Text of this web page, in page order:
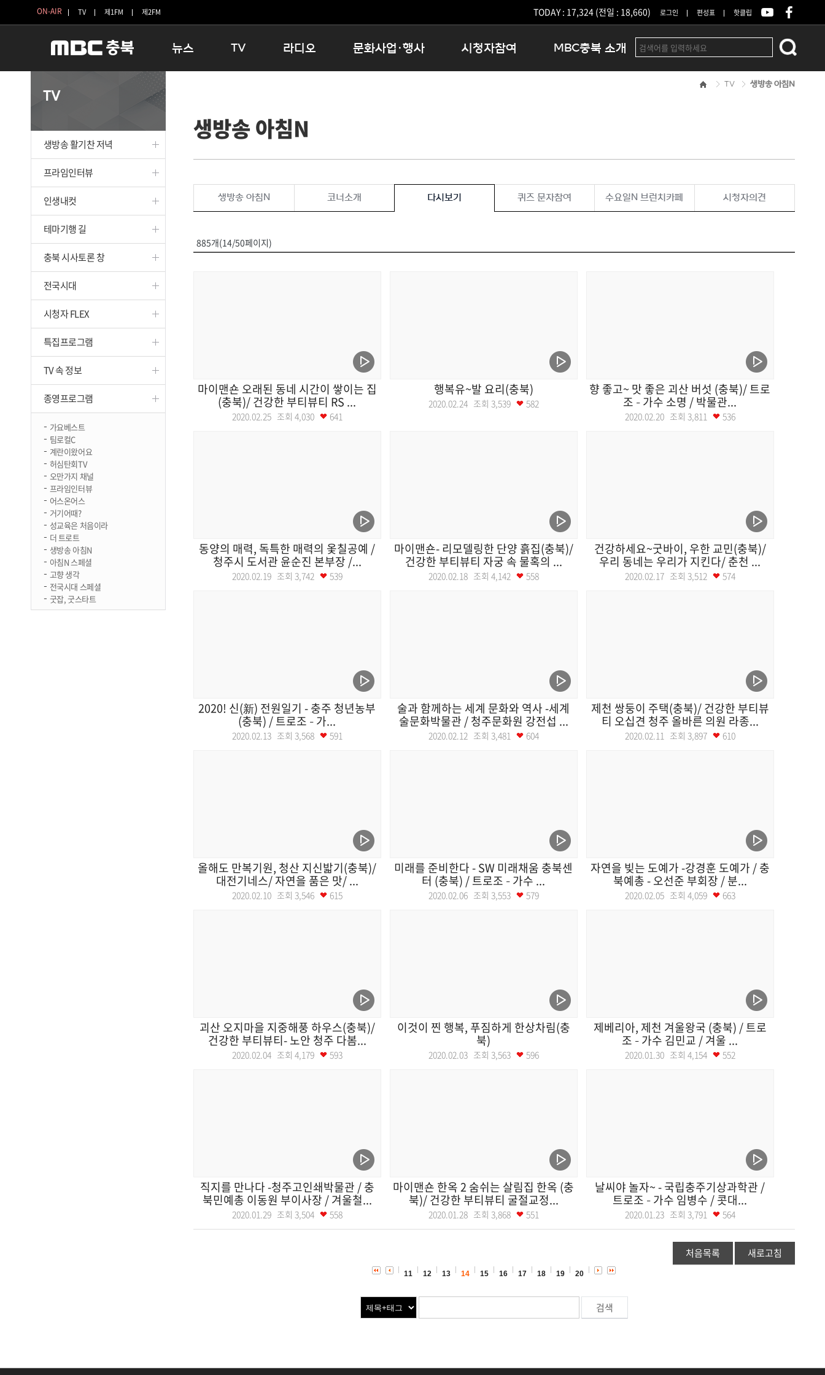
ON-AIR TV 제1FM 제2FM TODAY : 17,324 (전일 : 18,660) 로그인 편성표 핫클립
뉴스
보은
옥천
TV
인생내컷
테마기행 길
시청자 FLEX
특집프로그램
라디오
16:00 완벽한 하루
우리 고향, 부탁해!
문화사업·행사
충청북도 음식문화페스타
청원생명쌀 대청호마라톤
문화행사 아카이빙
시청자참여 MBC충북 소개
오시는길
결산공고
TV
생방송 활기찬 저녁
프라임인터뷰
인생내컷
테마기행 길
충북 시사토론 창
전국시대
시청자 FLEX
특집프로그램
TV 속 정보
종영프로그램
가요베스트
팀로컬C
계란이왔어요
허심탄회TV
오만가지 채널
프라임인터뷰
어스온어스
거기어때?
성교육은 처음이라
더 트로트
생방송 아침N
아침N 스페셜
고향 생각
전국시대 스페셜
굿잡, 굿스타트
TV 생방송 아침N
생방송 아침N
생방송 아침N 코너소개 다시보기 퀴즈 문자참여 수요일N 브런치카페 시청자의견
885개(14/50페이지)
마이맨숀 오래된 동네 시간이 쌓이는 집
(충북)/ 건강한 부티뷰티 RS ...
2020.02.25 조회 4,030 641
행복유~발 요리(충북)
2020.02.24 조회 3,539 582
향 좋고~ 맛 좋은 괴산 버섯 (충북)/ 트로
조 – 가수 소명 / 박물관...
2020.02.20 조회 3,811 536
동양의 매력, 독특한 매력의 옻칠공예 /
청주시 도서관 윤순진 본부장 /...
2020.02.19 조회 3,742 539
마이맨숀- 리모델링한 단양 흙집(충북)/
건강한 부티뷰티 자궁 속 물혹의 ...
2020.02.18 조회 4,142 558
건강하세요~굿바이, 우한 교민(충북)/
우리 동네는 우리가 지킨다/ 춘천 ...
2020.02.17 조회 3,512 574
2020! 신(新) 전원일기 - 충주 청년농부
(충북) / 트로조 – 가...
2020.02.13 조회 3,568 591
술과 함께하는 세계 문화와 역사 -세계
술문화박물관 / 청주문화원 강전섭 ...
2020.02.12 조회 3,481 604
제천 쌍둥이 주택(충북)/ 건강한 부티뷰
티 오십견 청주 올바른 의원 라종...
2020.02.11 조회 3,897 610
올해도 만복기원, 청산 지신밟기(충북)/
대전기네스/ 자연을 품은 맛/ ...
2020.02.10 조회 3,546 615
미래를 준비한다 - SW 미래채움 충북센
터 (충북) / 트로조 – 가수 ...
2020.02.06 조회 3,553 579
자연을 빚는 도예가 -강경훈 도예가 / 충
북예총 - 오선준 부회장 / 분...
2020.02.05 조회 4,059 663
괴산 오지마을 지중해풍 하우스(충북)/
건강한 부티뷰티- 노안 청주 다봄...
2020.02.04 조회 4,179 593
이것이 찐 행복, 푸짐하게 한상차림(충
북)
2020.02.03 조회 3,563 596
제베리아, 제천 겨울왕국 (충북) / 트로
조 – 가수 김민교 / 겨울 ...
2020.01.30 조회 4,154 552
직지를 만나다 -청주고인쇄박물관 / 충
북민예총 이동원 부이사장 / 겨울철...
2020.01.29 조회 3,504 558
마이맨숀 한옥 2 숨쉬는 살림집 한옥 (충
북)/ 건강한 부티뷰티 굴절교정...
2020.01.28 조회 3,868 551
날씨야 놀자~ - 국립충주기상과학관 /
트로조 – 가수 임병수 / 콧대...
2020.01.23 조회 3,791 564
처음목록 새로고침
11 12 13 14 15 16 17 18 19 20